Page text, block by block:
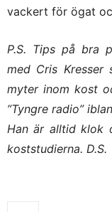
vackert för ögat
P.S. Tips på bra
med Cris Kresser
myter inom kost
”Tyngre radio”
Han är alltid klok
koststudierna. D.S.